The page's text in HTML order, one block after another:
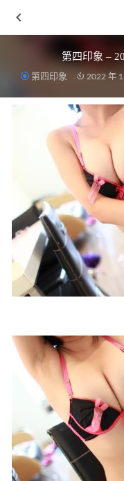
第四印象 –
第四印象 2022 年
喵糖映画 VOL.105
[Xiuren秀人网
2026-01-16
[微密圈]脸红Dearie –
青豆客 – 2017.07.24
眼酱大魔王w –